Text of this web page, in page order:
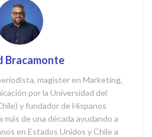
Bracamonte
magíster en Marketing,
por la Universidad del
y fundador de Hispanos
más de una década ayudando a
en Estados Unidos y Chile a